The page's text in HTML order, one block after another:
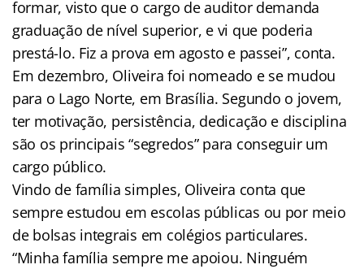
formar, visto que o cargo de auditor demanda
graduação de nível superior, e vi que poderia
prestá-lo. Fiz a prova em agosto e passei”, conta.
Em dezembro, Oliveira foi nomeado e se mudou
para o Lago Norte, em Brasília. Segundo o jovem,
ter motivação, persistência, dedicação e disciplina
são os principais “segredos” para conseguir um
cargo público.
Vindo de família simples, Oliveira conta que
sempre estudou em escolas públicas ou por meio
de bolsas integrais em colégios particulares.
“Minha família sempre me apoiou. Ninguém